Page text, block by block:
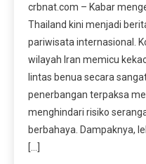
crbnat.com – Kabar
Thailand kini menjadi
pariwisata internasional.
wilayah Iran memicu
lintas benua secara
penerbangan terpaksa
menghindari risiko
berbahaya. Dampaknya,
[…]